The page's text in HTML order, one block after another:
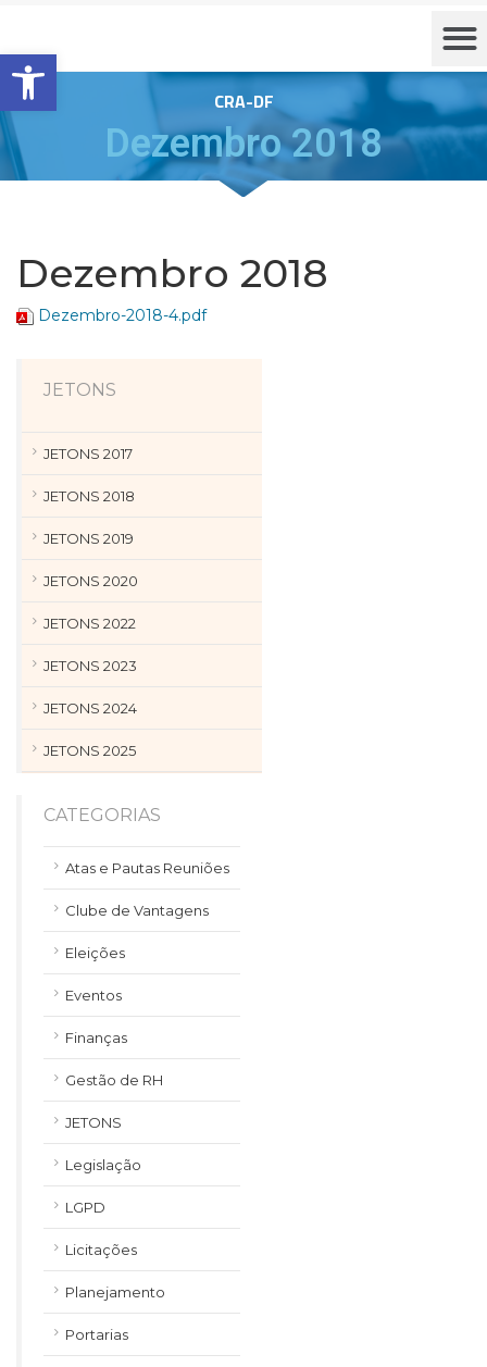
Barra de Ferramentas Aberta
CRA-DF
Dezembro 2018
Dezembro 2018
Dezembro-2018-4.pdf
JETONS
JETONS 2017
JETONS 2018
JETONS 2019
JETONS 2020
JETONS 2022
JETONS 2023
JETONS 2024
JETONS 2025
CATEGORIAS
Atas e Pautas Reuniões
Clube de Vantagens
Eleições
Eventos
Finanças
Gestão de RH
JETONS
Legislação
LGPD
Licitações
Planejamento
Portarias